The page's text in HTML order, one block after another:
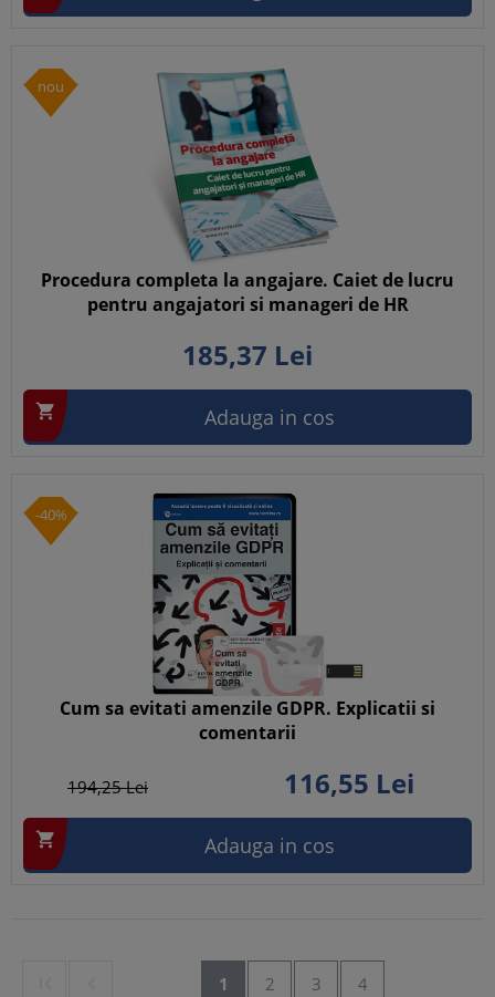
nou
Procedura completa la angajare. Caiet de lucru
pentru angajatori si manageri de HR
185,37 Lei
 Adauga in cos
-40%
Cum sa evitati amenzile GDPR. Explicatii si
comentarii
194,25Lei 116,55 Lei
 Adauga in cos
1 2 3 4